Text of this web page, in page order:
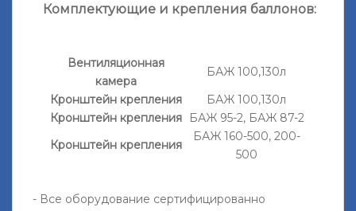
Комплектующие и крепления баллонов:
Вентиляционная
камера
БАЖ 100,130л
Кронштейн крепления
БАЖ 100,130л
Кронштейн крепления
БАЖ 95-2, БАЖ 87-2
Кронштейн крепления
БАЖ 160-500, 200-
500
- Все оборудование сертифицированно